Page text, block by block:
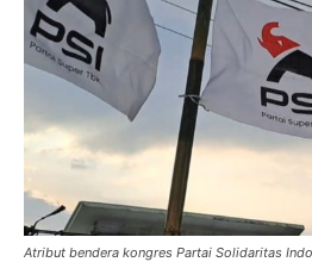
Atribut bendera kongres Partai Solidaritas